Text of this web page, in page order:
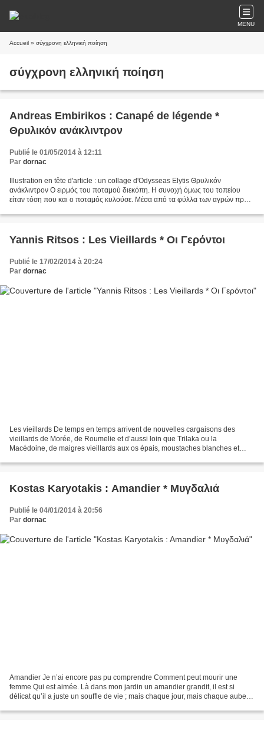
MENU
Accueil » σύγχρονη ελληνική ποίηση
σύγχρονη ελληνική ποίηση
Andreas Embirikos : Canapé de légende *
Θρυλικόν ανάκλιντρον
Publié le 01/05/2014 à 12:11
Par dornac
Illustration en tête d'article : un collage d'Odysseas Elytis Θρυλικόν
ανάκλιντρον O ειρμός του ποταμού διεκόπη. H συνοχή όμως του τοπείου
είταν τόση που και ο ποταμός κυλούσε. Mέσα από τα φύλλα των αγρών προς
Yannis Ritsos : Les Vieillards * Οι Γερόντοι
Publié le 17/02/2014 à 20:24
Par dornac
Les vieillards De temps en temps arrivent de nouvelles cargaisons des
vieillards de Morée, de Roumelie et d’aussi loin que Trilaka ou la
Macédoine, de maigres vieillards aux os épais, moustaches blanches et
Kostas Karyotakis : Amandier * Μυγδαλιά
Publié le 04/01/2014 à 20:56
Par dornac
Amandier Je n’ai encore pas pu comprendre Comment peut mourir une
femme Qui est aimée. Là dans mon jardin un amandier grandit, il est si
délicat qu’il a juste un souffle de vie ; mais chaque jour, mais chaque aube le